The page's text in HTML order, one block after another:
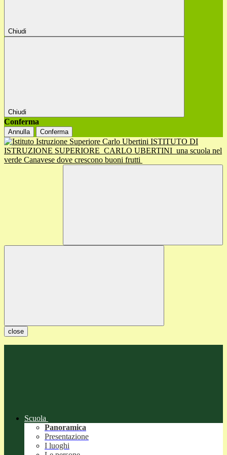
Chiudi
Chiudi
Conferma
Annulla Conferma
ISTITUTO DI
ISTRUZIONE SUPERIORE CARLO UBERTINI una scuola nel
verde Canavese dove crescono buoni frutti
close
Scuola
Panoramica
Presentazione
I luoghi